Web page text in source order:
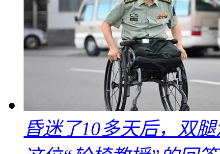
昏迷了10多天后，双